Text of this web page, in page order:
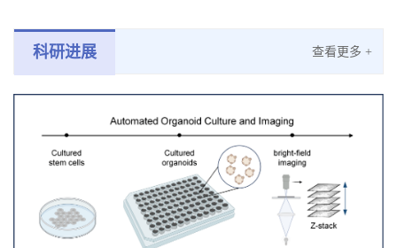
科研进展 查看更多 +